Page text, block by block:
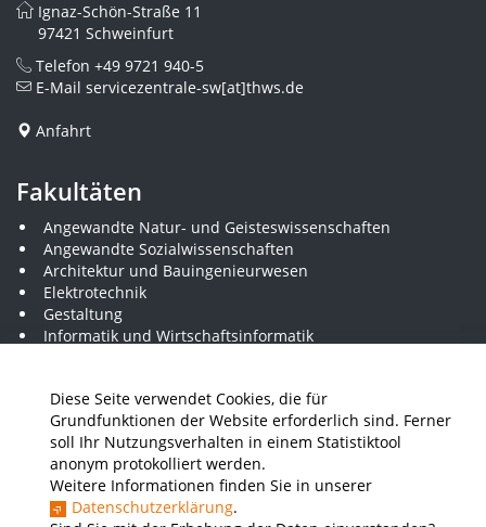
Diese Seite verwendet Cookies, die für
Grundfunktionen der Website erforderlich sind. Ferner
soll Ihr Nutzungsverhalten in einem Statistiktool
anonym protokolliert werden.
Weitere Informationen finden Sie in unserer
Datenschutzerklärung.
Ignaz-Schön-Straße 11
97421 Schweinfurt
Telefon +49 9721 940-5
E-Mail servicezentrale-sw[at]thws.de
Anfahrt
Fakultäten
Angewandte Natur- und Geisteswissenschaften
Angewandte Sozialwissenschaften
Architektur und Bauingenieurwesen
Elektrotechnik
Gestaltung
Informatik und Wirtschaftsinformatik
THWS Business School
Wirtschaftsingenieurwesen
Presse Stellenausschreibungen Intranet THWS Store